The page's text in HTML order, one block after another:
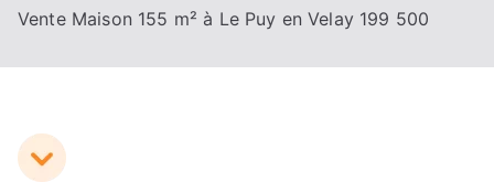
Vente Maison 155 m² à Le Puy en Velay 199 500